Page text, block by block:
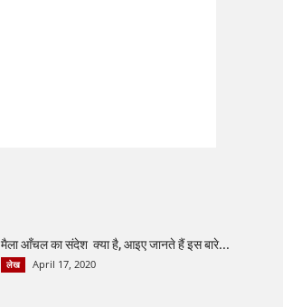
मैला आँचल का संदेश क्या है, आइए जानते हैं इस बारे...
लेख April 17, 2020